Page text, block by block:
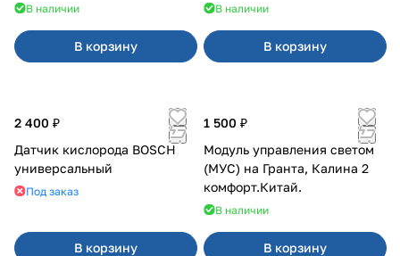
В наличии
В корзину
В наличии
В корзину
2 400 ₽
Датчик кислорода BOSCH
универсальный
Под заказ
В корзину
1 500 ₽
Модуль управления светом
(МУС) на Гранта, Калина 2
комфорт.Китай.
В наличии
В корзину